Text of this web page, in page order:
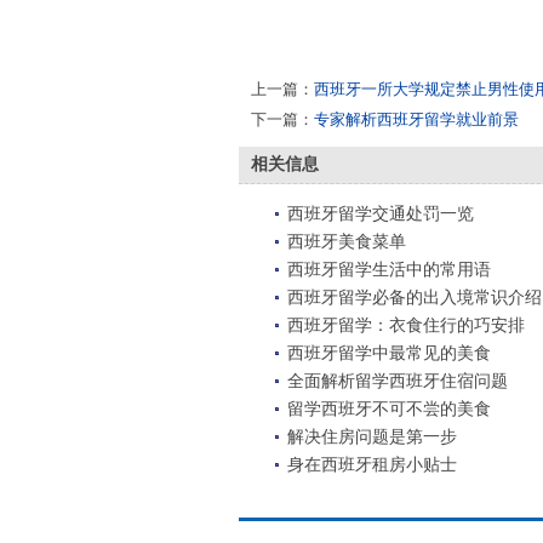
上一篇： 西班牙一所大学规定禁止男性使
下一篇： 专家解析西班牙留学就业前景
相关信息
西班牙留学交通处罚一览
西班牙美食菜单
西班牙留学生活中的常用语
西班牙留学必备的出入境常识介绍
西班牙留学：衣食住行的巧安排
西班牙留学中最常见的美食
全面解析留学西班牙住宿问题
留学西班牙不可不尝的美食
解决住房问题是第一步
身在西班牙租房小贴士